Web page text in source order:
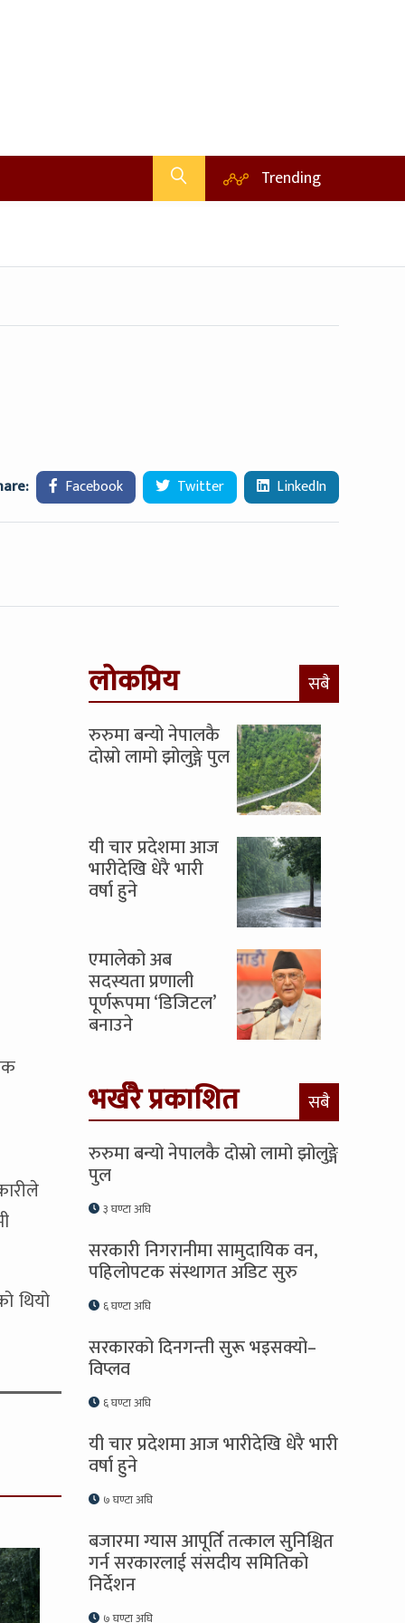
Trending
Facebook Twitter LinkedIn
थियो
लोकप्रिय सबै
रुरुमा बन्यो नेपालकै
दोस्रो लामो झोलुङ्गे पुल
यी चार प्रदेशमा आज
भारीदेखि धेरै भारी
वर्षा हुने
एमालेको अब
सदस्यता प्रणाली
पूर्णरूपमा ‘डिजिटल’
बनाउने
भर्खरै प्रकाशित सबै
रुरुमा बन्यो नेपालकै दोस्रो लामो झोलुङ्गे
पुल
३ घण्टा अघि
सरकारी निगरानीमा सामुदायिक वन,
पहिलोपटक संस्थागत अडिट सुरु
६ घण्टा अघि
सरकारको दिनगन्ती सुरू भइसक्यो–
विप्लव
६ घण्टा अघि
यी चार प्रदेशमा आज भारीदेखि धेरै भारी
वर्षा हुने
७ घण्टा अघि
बजारमा ग्यास आपूर्ति तत्काल सुनिश्चित
गर्न सरकारलाई संसदीय समितिकाे
निर्देशन
७ घण्टा अघि